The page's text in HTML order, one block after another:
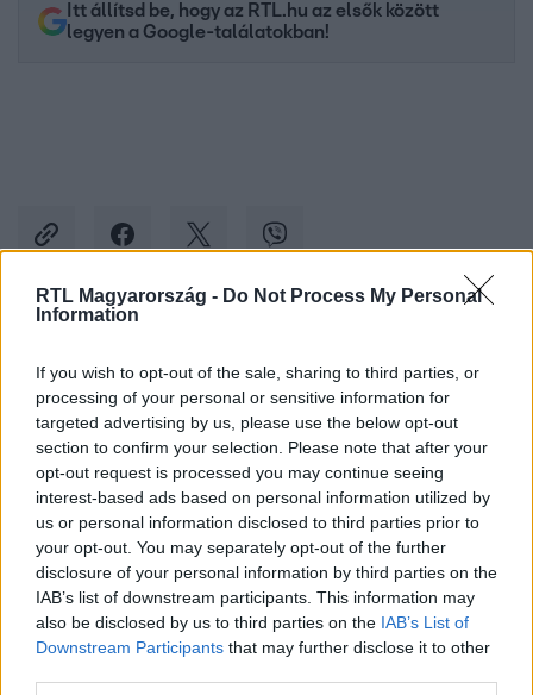
RTL Magyarország - Do Not Process My Personal
Information
If you wish to opt-out of the sale, sharing to third parties, or
processing of your personal or sensitive information for
targeted advertising by us, please use the below opt-out
section to confirm your selection. Please note that after your
opt-out request is processed you may continue seeing
interest-based ads based on personal information utilized by
us or personal information disclosed to third parties prior to
your opt-out. You may separately opt-out of the further
disclosure of your personal information by third parties on the
IAB’s list of downstream participants. This information may
also be disclosed by us to third parties on the IAB’s List of
Downstream Participants that may further disclose it to other
Itt állítsd be, hogy az RTL.hu az elsők között
legyen a Google-találatokban!
Facebookon is!
Követem
REGGELI #PELLER ANNA #ADÁSRÉSZLETEK